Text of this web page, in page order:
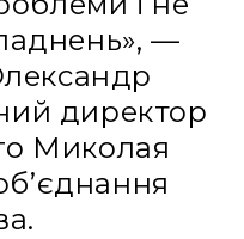
—
директор
Миколая